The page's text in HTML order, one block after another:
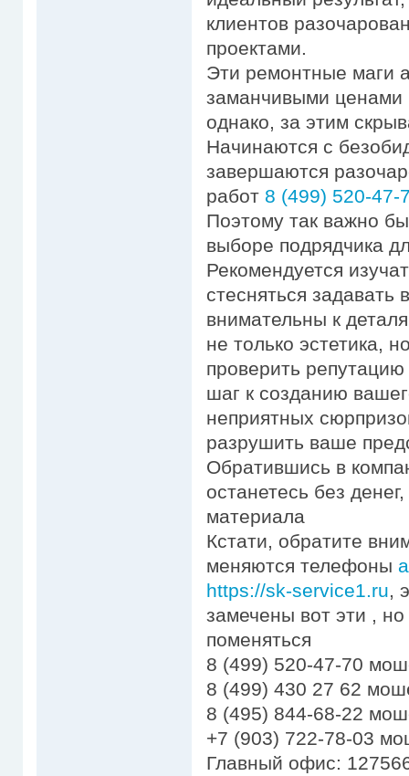
клиентов
проектами.
Эти ремонтные маги
заманчивыми
однако, за этим
Начинаются с
завершаются
работ 8 (499) 520-
Поэтому так важно
выборе подрядчика
Рекомендуется
стесняться
внимательны к
не только эстетика,
проверить
шаг к созданию
неприятных
разрушить ваше
Обратившись в
останетесь без
материала
Кстати, обратите
меняются телефоны
https://sk-service1.ru,
замечены вот эти ,
поменяться
8 (499) 520-47-70
8 (499) 430 27 62
8 (495) 844-68-22
+7 (903) 722-78-03
Главный офис: